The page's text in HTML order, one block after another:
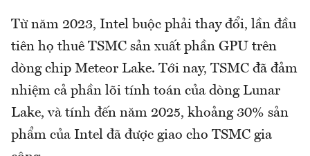
Từ năm 2023, Intel buộc phải thay đổi, lần đầu
tiên họ thuê TSMC sản xuất phần GPU trên
dòng chip Meteor Lake. Tới nay, TSMC đã đảm
nhiệm cả phần lõi tính toán của dòng Lunar
Lake, và tính đến năm 2025, khoảng 30% sản
phẩm của Intel đã được giao cho TSMC gia